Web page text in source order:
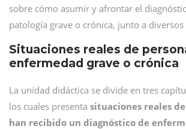
sobre cómo asumir y afrontar el
patología grave o crónica, junto a diversos
Situaciones reales de
enfermedad grave o crónica
La unidad didáctica se divide en tres
los cuales presenta situaciones reales
han recibido un diagnóstico de